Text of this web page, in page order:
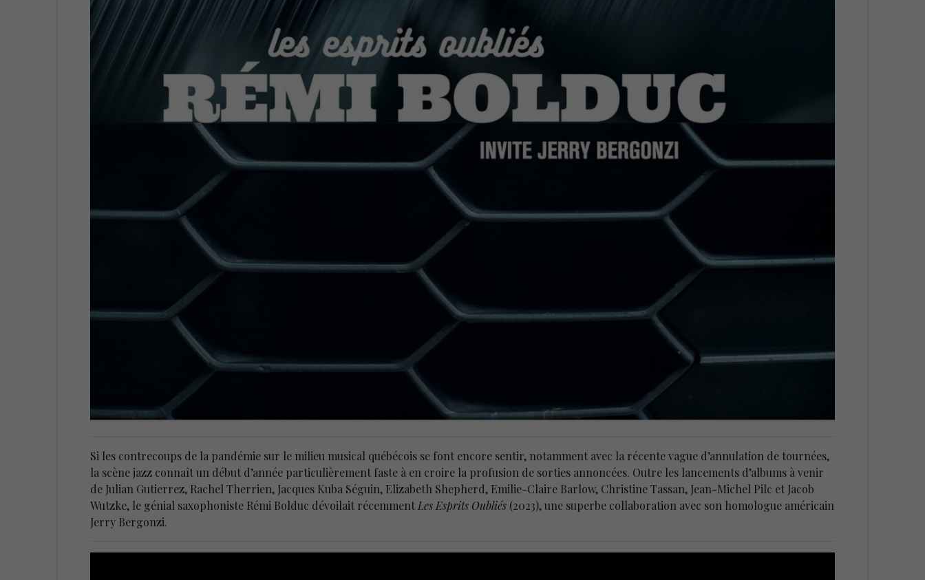
Si les contrecoups de la pandémie sur le milieu musical québécois se font encore sentir, notamment avec la récente vague d’annulation de tournées,
la scène jazz connaît un début d’année particulièrement faste à en croire la profusion de sorties annoncées. Outre les lancements d’albums à venir
de Julian Gutierrez, Rachel Therrien, Jacques Kuba Séguin, Elizabeth Shepherd, Emilie-Claire Barlow, Christine Tassan, Jean-Michel Pilc et Jacob
Wutzke, le génial saxophoniste Rémi Bolduc dévoilait récemment Les Esprits Oubliés (2023), une superbe collaboration avec son homologue américain
Jerry Bergonzi.